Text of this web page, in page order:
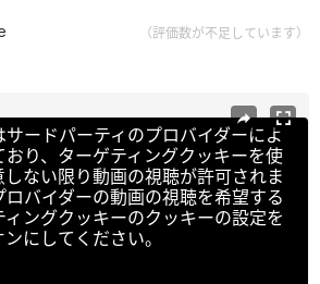
（評価数が不足しています）
ードパーティのプロバイダーによ
おり、ターゲティングクッキーを使
ない限り動画の視聴が許可されま
バイダーの動画の視聴を希望する
ングクッキーのクッキーの設定を
ンにしてください。